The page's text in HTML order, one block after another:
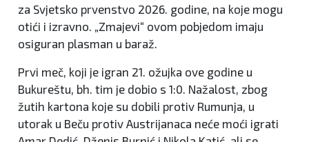
za Svjetsko prvenstvo 2026. godine, na koje mogu
otići i izravno. „Zmajevi“ ovom pobjedom imaju
osiguran plasman u baraž.
Prvi meč, koji je igran 21. ožujka ove godine u
Bukureštu, bh. tim je dobio s 1:0. Nažalost, zbog
žutih kartona koje su dobili protiv Rumunja, u
utorak u Beču protiv Austrijanaca neće moći igrati